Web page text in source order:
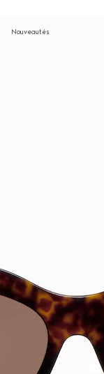
Nouveautés